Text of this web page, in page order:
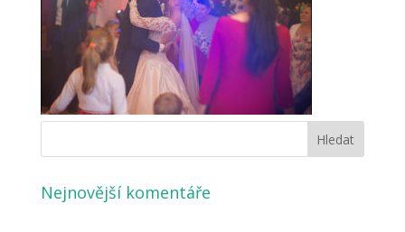
Nejnovější komentáře